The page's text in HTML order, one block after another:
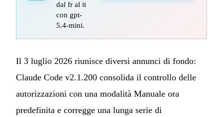
dal fr al it
con gpt-
5.4-mini.
Il 3 luglio 2026 riunisce diversi annunci di fondo:
Claude Code v2.1.200 consolida il controllo delle
autorizzazioni con una modalità Manuale ora
predefinita e corregge una lunga serie di